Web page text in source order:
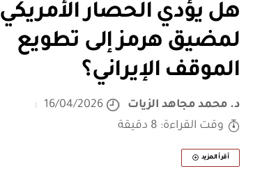
هل يؤدي الحصار الأمريكي
لمضيق هرمز إلى تطويع
الموقف الإيراني؟
د. محمد مجاهد الزيات
16/04/2026
وقت القراءة: 8 دقيقة
أقرأ المزيد